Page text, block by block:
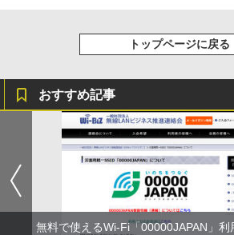
トップページに戻る
おすすめ記事
無料で使えるWi-Fi「00000JAPAN」利